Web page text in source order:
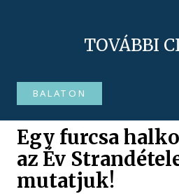
TOVÁBBI
BALATON
Egy furcsa
az Év
mutatjuk!